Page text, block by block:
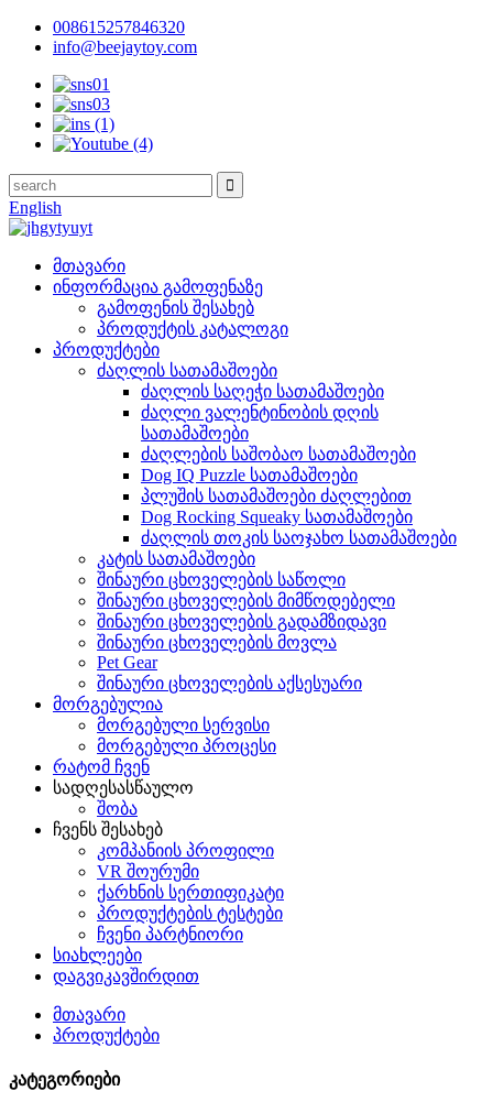
008615257846320
info@beejaytoy.com
English
მთავარი
ინფორმაცია გამოფენაზე
გამოფენის შესახებ
პროდუქტის კატალოგი
პროდუქტები
ძაღლის სათამაშოები
ძაღლის საღეჭი სათამაშოები
ძაღლი ვალენტინობის დღის
სათამაშოები
ძაღლების საშობაო სათამაშოები
Dog IQ Puzzle სათამაშოები
პლუშის სათამაშოები ძაღლებით
Dog Rocking Squeaky სათამაშოები
ძაღლის თოკის საოჯახო სათამაშოები
კატის სათამაშოები
შინაური ცხოველების საწოლი
შინაური ცხოველების მიმწოდებელი
შინაური ცხოველების გადამზიდავი
შინაური ცხოველების მოვლა
Pet Gear
შინაური ცხოველების აქსესუარი
მორგებულია
მორგებული სერვისი
მორგებული პროცესი
რატომ ჩვენ
სადღესასწაულო
შობა
ჩვენს შესახებ
კომპანიის პროფილი
VR შოურუმი
ქარხნის სერთიფიკატი
პროდუქტების ტესტები
ჩვენი პარტნიორი
სიახლეები
დაგვიკავშირდით
მთავარი
პროდუქტები
კატეგორიები